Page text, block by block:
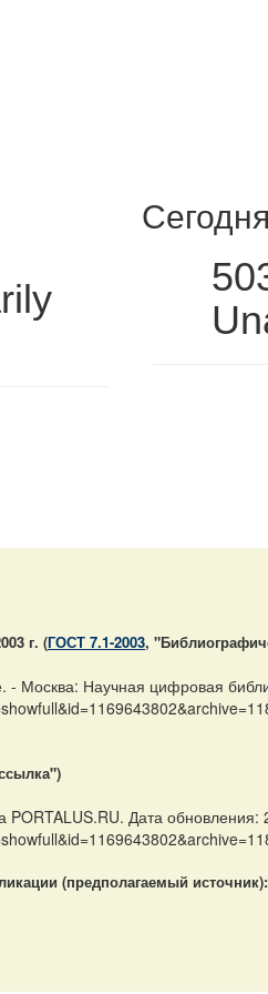
г. (ГОСТ 7.1-2003,
Москва: Научная цифровая
Дата обновления:
(предполагаемый источник):